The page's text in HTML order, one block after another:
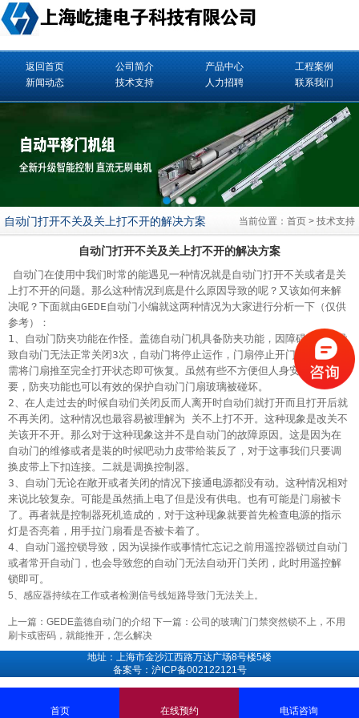
返回首页 公司简介 产品中心
工程案例
新闻动态
技术支持 人力招聘 联系我们
自动门打开不关及关上打不开的解决方案 当前位置： 首页 > 技术支持
自动门打开不关及关上打不开的解决方案
自动门在使用中我们时常的能遇见一种情况就是自动门打开不关或者是关
上打不开的问题。那么这种情况到底是什么原因导致的呢？又该如何来解
决呢？下面就由GEDE自动门小编就这两种情况为大家进行分析一下（仅供
参考）：
1、自动门防夹功能在作怪。盖德自动门机具备防夹功能，因障碍或碰撞导
致自动门无法正常关闭3次，自动门将停止运作，门扇停止开门或关闭，只
需将门扇推至完全打开状态即可恢复。虽然有些不方便但人身安全很重
要，防夹功能也可以有效的保护自动门门扇玻璃被碰坏。
2、在人走过去的时候自动们关闭反而人离开时自动们就打开而且打开后就
不再关闭。这种情况也最容易被理解为 关不上打不开。这种现象是改关不
关该开不开。那么对于这种现象这并不是自动门的故障原因。这是因为在
自动门的维修或者是装的时候吧动力皮带给装反了，对于这事我们只要调
换皮带上下扣连接。二就是调换控制器。
3、自动门无论在敞开或者关闭的情况下接通电源都没有动。这种情况相对
来说比较复杂。可能是虽然插上电了但是没有供电。也有可能是门扇被卡
了。再者就是控制器死机造成的，对于这种现象就要首先检查电源的指示
灯是否亮着，用手拉门扇看是否被卡着了。
4、自动门遥控锁导致，因为误操作或事情忙忘记之前用遥控器锁过自动门
或者常开自动门，也会导致您的自动门无法自动开门关闭，此时用遥控解
锁即可。
5、感应器持续在工作或者检测信号线短路导致门无法关上。
上一篇： GEDE盖德自动门的介绍 下一篇： 公司的玻璃门门禁突然锁不上，不用
刷卡或密码，就能推开，怎么解决
地址：上海市金沙江西路万达广场8号楼5楼
备案号：沪ICP备002122121号
首页 在线预约 电话咨询